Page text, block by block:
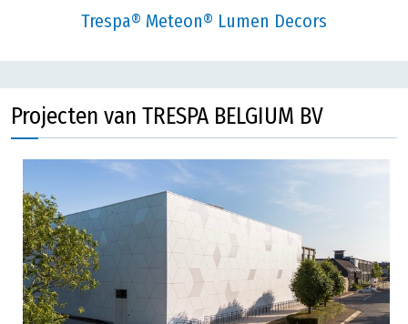
Trespa® Meteon® Lumen Decors
Projecten van TRESPA BELGIUM BV